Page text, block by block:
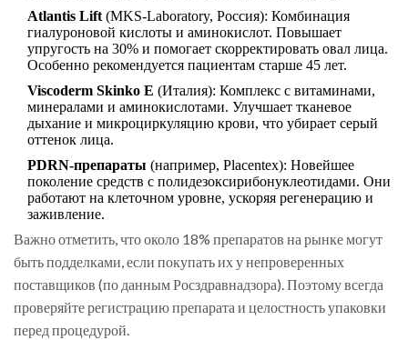
Atlantis Lift (MKS-Laboratory, Россия): Комбинация
гиалуроновой кислоты и аминокислот. Повышает
упругость на 30% и помогает скорректировать овал лица.
Особенно рекомендуется пациентам старше 45 лет.
Viscoderm Skinko E (Италия): Комплекс с витаминами,
минералами и аминокислотами. Улучшает тканевое
дыхание и микроциркуляцию крови, что убирает серый
оттенок лица.
PDRN-препараты (например, Placentex): Новейшее
поколение средств с полидезоксирибонуклеотидами. Они
работают на клеточном уровне, ускоряя регенерацию и
заживление.
Важно отметить, что около 18% препаратов на рынке могут
быть подделками, если покупать их у непроверенных
поставщиков (по данным Росздравнадзора). Поэтому всегда
проверяйте регистрацию препарата и целостность упаковки
перед процедурой.